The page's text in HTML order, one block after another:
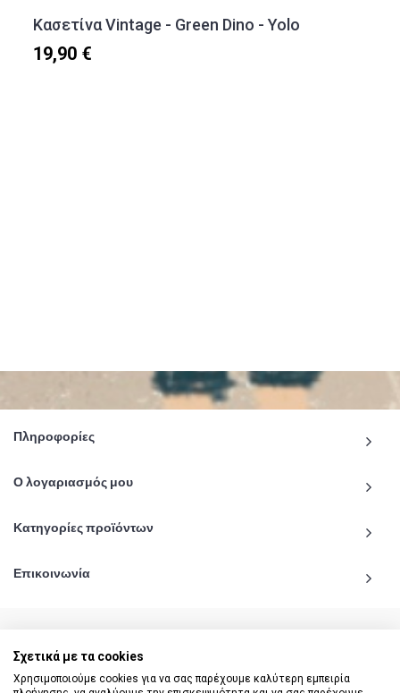
Κασετίνα Vintage - Green Dino - Yolo
19,90 €
Πληροφορίες
Ο λογαριασμός μου
Κατηγορίες προϊόντων
Επικοινωνία
© 2020 - 2026 katiginetai.gr All Rights Reserved.
Σχετικά με τα cookies
Χρησιμοποιούμε cookies για να σας παρέχουμε καλύτερη εμπειρία